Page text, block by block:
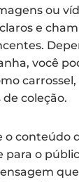
ou
e
você
carrossel,
coleção.
o conteúdo
para o